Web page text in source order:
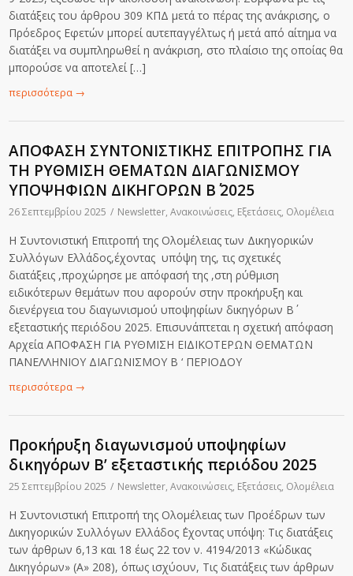
διατάξεις του άρθρου 309 ΚΠΔ μετά το πέρας της ανάκρισης, ο
Πρόεδρος Εφετών μπορεί αυτεπαγγέλτως ή μετά από αίτημα να
διατάξει να συμπληρωθεί η ανάκριση, στο πλαίσιο της οποίας θα
μπορούσε να αποτελεί […]
περισσότερα →
ΑΠΟΦΑΣΗ ΣΥΝΤΟΝΙΣΤΙΚΗΣ ΕΠΙΤΡΟΠΗΣ ΓΙΑ
ΤΗ ΡΥΘΜΙΣΗ ΘΕΜΑΤΩΝ ΔΙΑΓΩΝΙΣΜΟΥ
ΥΠΟΨΗΦΙΩΝ ΔΙΚΗΓΟΡΩΝ Β΄ 2025
26 Σεπτεμβρίου 2025 / Newsletter,Ανακοινώσεις, Εξετάσεις, Ολομέλεια
Η Συντονιστική Επιτροπή της Ολομέλειας των Δικηγορικών
Συλλόγων Ελλάδος,έχοντας υπόψη της, τις σχετικές
διατάξεις ,προχώρησε με απόφασή της ,στη ρύθμιση
ειδικότερων θεμάτων που αφορούν στην προκήρυξη και
διενέργεια του διαγωνισμού υποψηφίων δικηγόρων Β΄
εξεταστικής περιόδου 2025. Επισυνάπτεται η σχετική απόφαση
Αρχεία ΑΠΟΦΑΣΗ ΓΙΑ ΡΥΘΜΙΣΗ ΕΙΔΙΚΟΤΕΡΩΝ ΘΕΜΑΤΩΝ
ΠΑΝΕΛΛΗΝΙΟΥ ΔΙΑΓΩΝΙΣΜΟΥ Β ‘ ΠΕΡΙΟΔΟΥ
περισσότερα →
Προκήρυξη διαγωνισμού υποψηφίων
δικηγόρων Β’ εξεταστικής περιόδου 2025
25 Σεπτεμβρίου 2025 / Newsletter,Ανακοινώσεις, Εξετάσεις, Ολομέλεια
Η Συντονιστική Επιτροπή της Ολομέλειας των Προέδρων των
∆ικηγορικών Συλλόγων Ελλάδος ΄Εχοντας υπόψη: Τις διατάξεις
των άρθρων 6,13 και 18 έως 22 τον ν. 4194/2013 «Κώδικας
∆ικηγόρων» (Α» 208), όπως ισχύουν, Τις διατάξεις των άρθρων